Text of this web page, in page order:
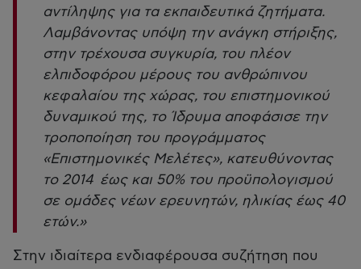
αντίληψης για τα εκπαιδευτικά ζητήματα.
Λαμβάνοντας υπόψη την ανάγκη στήριξης,
στην τρέχουσα συγκυρία, του πλέον
ελπιδοφόρου μέρους του ανθρώπινου
κεφαλαίου της χώρας, του επιστημονικού
δυναμικού της, το Ίδρυμα αποφάσισε την
τροποποίηση του προγράμματος
«Επιστημονικές Μελέτες», κατευθύνοντας
το 2014 έως και 50% του προϋπολογισμού
σε ομάδες νέων ερευνητών, ηλικίας έως 40
ετών.»
Στην ιδιαίτερα ενδιαφέρουσα συζήτηση που